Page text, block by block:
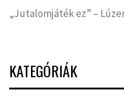
„Jutalomjáték ez” –
KATEGÓRIÁK